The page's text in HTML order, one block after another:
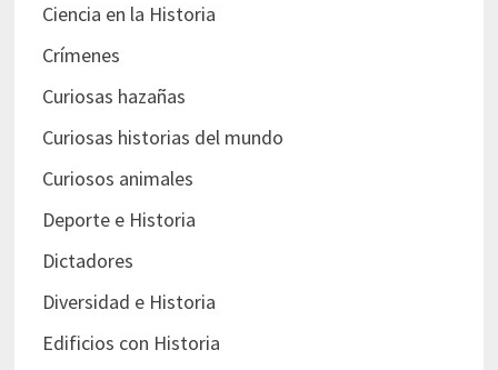
Ciencia en la Historia
Crímenes
Curiosas hazañas
Curiosas historias del mundo
Curiosos animales
Deporte e Historia
Dictadores
Diversidad e Historia
Edificios con Historia